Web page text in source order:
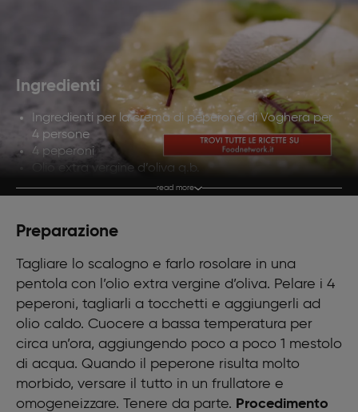
Porzioni
Ingredienti
Ingredienti per la crema di peperone di Voghera per
4 persone
4 peperoni
Olio extra vergine d’oliva q.b.
1 scalogno
Ingredienti per il risotto per 4 persone
1
5 lt brodo vegetale
50 gr burro
80 gr Parmigiano Reggiano
20 gr olio extra vergine d’oliva
Sale fino q.b.
Ingredienti per il gelato di mostarda
100 gr di mostarda di frutta mista di Voghera
100 ml di latte intero fresco
read more
Preparazione
Tagliare lo scalogno e farlo rosolare in una
pentola con l’olio extra vergine d’oliva. Pelare i 4
peperoni, tagliarli a tocchetti e aggiungerli ad
olio caldo. Cuocere a bassa temperatura per
circa un’ora, aggiungendo poco a poco 1 mestolo
di acqua. Quando il peperone risulta molto
morbido, versare il tutto in un frullatore e
omogeneizzare. Tenere da parte. Procedimento